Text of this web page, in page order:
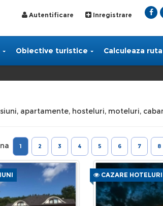
Autentificare Inregistrare
Obiective turistice Calculeaza ruta
apartamente, hosteluri, moteluri,
1 2 3 4 5 6 7 8
CAZARE HOTELURI